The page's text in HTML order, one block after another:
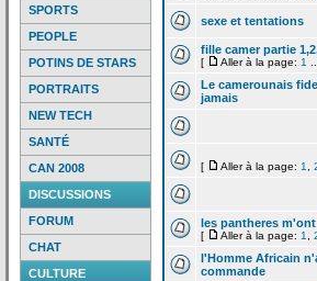
SPORTS
PEOPLE
POTINS DE STARS
PORTRAITS
NEW TECH
SANTÉ
CAN 2008
DISCUSSIONS
FORUM
CHAT
CULTURE
sexe et tentations
fille camer partie
[ Aller à la page: 1
Le camerounais
jamais
[ Aller à la page: 1
les pantheres
[ Aller à la page: 1
l'Homme Africain
commande